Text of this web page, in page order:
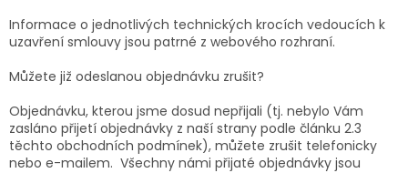
Informace o jednotlivých technických krocích vedoucích k
uzavření smlouvy jsou patrné z webového rozhraní.
Můžete již odeslanou objednávku zrušit?
Objednávku, kterou jsme dosud nepřijali (tj. nebylo Vám
zasláno přijetí objednávky z naší strany podle článku 2.3
těchto obchodních podmínek), můžete zrušit telefonicky
nebo e-mailem. Všechny námi přijaté objednávky jsou